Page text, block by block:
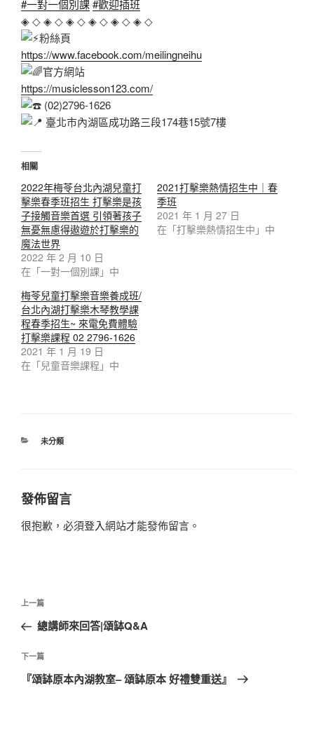
#一對一個別課#歡迎插班
◈ ◇ ◈ ◇ ◈ ◇ ◈ ◇ ◈ ◇ ◈ ◇
粉絲頁
https://www.facebook.com/meilingneihu
官方網站
https://musiclesson123.com/
(02)2796-1626
臺北市內湖區成功路三段174巷15號7樓
相關
2022年梅苓台北內湖兒童打
擊樂春季班招生 打擊樂是孩
子接觸音樂首選 引領著孩子
無憂無慮得遨遊於打擊樂的
魔法世界
2022 年 2 月 10 日
在「一對一個別課」中
2021打擊樂熱情招生中｜春
季班
2021 年 1 月 27 日
在「打擊樂熱情招生中」中
梅苓兒童打擊樂音樂養成班/
台北內湖打擊樂木琴教學課
程春季招生~ 來電免費體驗
打擊樂課程 02 2796-1626
2021 年 1 月 19 日
在「兒童音樂課程」中
分
未分類
發佈留言
很抱歉，必須登入網站才能發佈留言。
文
導
覽
上
一
文
章
上一篇
總講師來回答|頌缽Q&A
下
一
下一篇
『頌缽原本內湖教室– 頌缽原本 好禮雙重送』